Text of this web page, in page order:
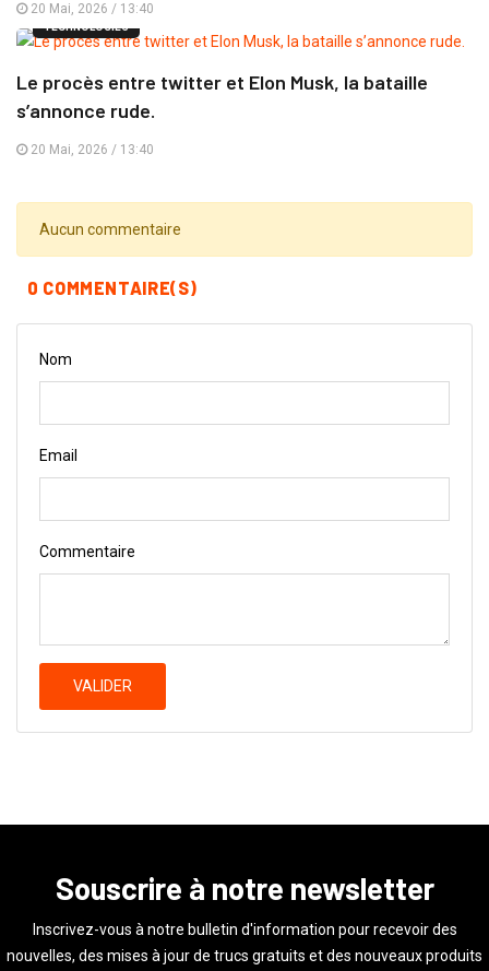
20 Mai, 2026 / 13:40
TECHNOLOGIES
Le procès entre twitter et Elon Musk, la bataille
s’annonce rude.
20 Mai, 2026 / 13:40
Aucun commentaire
0 COMMENTAIRE(S)
Nom
Email
Commentaire
VALIDER
Souscrire à notre newsletter
Inscrivez-vous à notre bulletin d'information pour recevoir des
nouvelles, des mises à jour de trucs gratuits et des nouveaux produits